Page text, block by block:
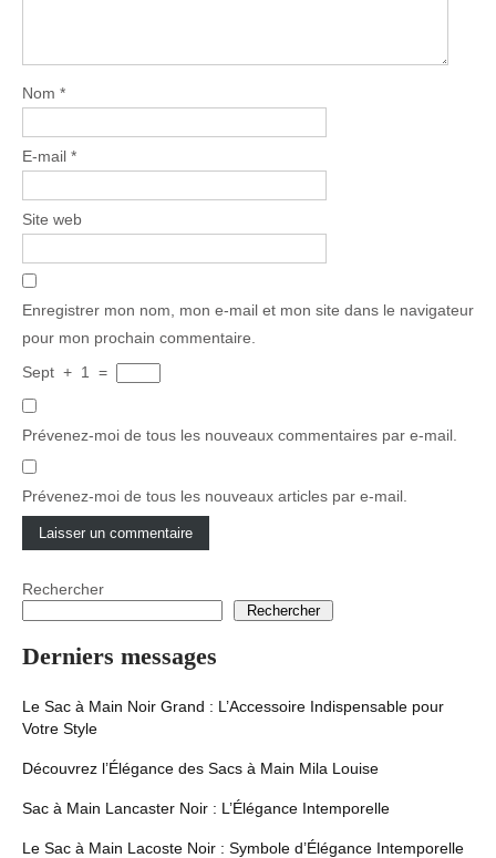
Nom *
E-mail *
Site web
Enregistrer mon nom, mon e-mail et mon site dans le navigateur
pour mon prochain commentaire.
Sept + 1 =
Prévenez-moi de tous les nouveaux commentaires par e-mail.
Prévenez-moi de tous les nouveaux articles par e-mail.
Rechercher
Rechercher
Derniers messages
Le Sac à Main Noir Grand : L’Accessoire Indispensable pour
Votre Style
Découvrez l’Élégance des Sacs à Main Mila Louise
Sac à Main Lancaster Noir : L’Élégance Intemporelle
Le Sac à Main Lacoste Noir : Symbole d’Élégance Intemporelle